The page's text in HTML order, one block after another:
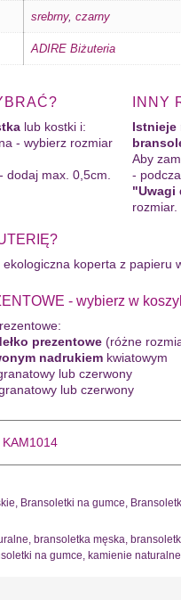
srebrny,czarny
ADIRE Biżuteria
lub kostki i:
- wybierz rozmiar
dodaj max. 0,5cm.
INNY
Istnieje
Aby
-
"Uwagi
rozmiar.
ekologiczna koperta z papieru
- wybierz w
prezentowe (różne
nadrukiem kwiatowym
lub czerwony
lub czerwony
Bransoletki na gumce
,bransoletka męska ,
na gumce ,kamienie naturalne